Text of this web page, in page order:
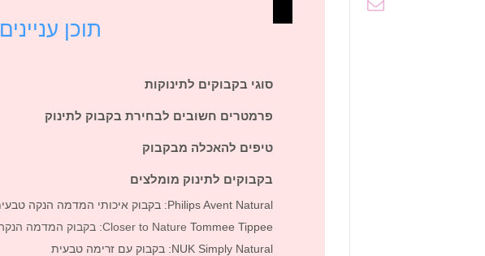
תוכן עניינים
סוגי בקבוקים לתינוקות
פרמטרים חשובים לבחירת בקבוק לתינוק
טיפים להאכלה מבקבוק
בקבוקים לתינוק מומלצים
Philips Avent Natural: בקבוק איכותי המדמה הנקה טבעית
Tommee Tippee
NUK Simply Natural: בקבוק עם זרימה טבעית